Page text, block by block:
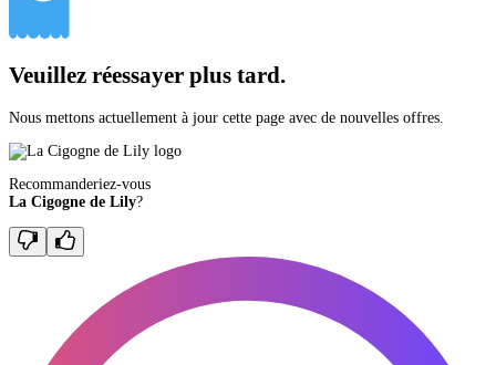
Veuillez réessayer plus tard.
Nous mettons actuellement à jour cette page avec de nouvelles offres.
Recommanderiez-vous
La Cigogne de Lily?